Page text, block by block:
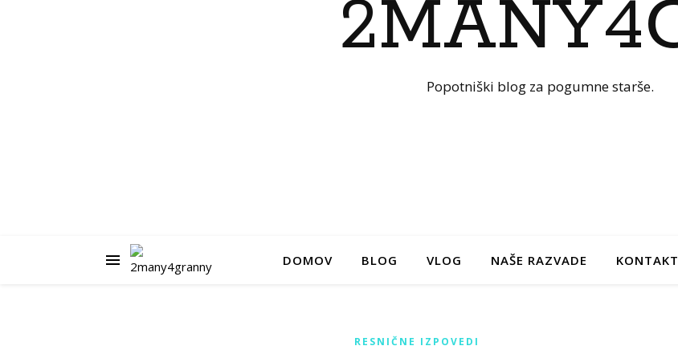
Popotniški blog za pogumne starše.
DOMOV BLOG VLOG NAŠE RAZVADE KONTAKT
RESNIČNE IZPOVEDI